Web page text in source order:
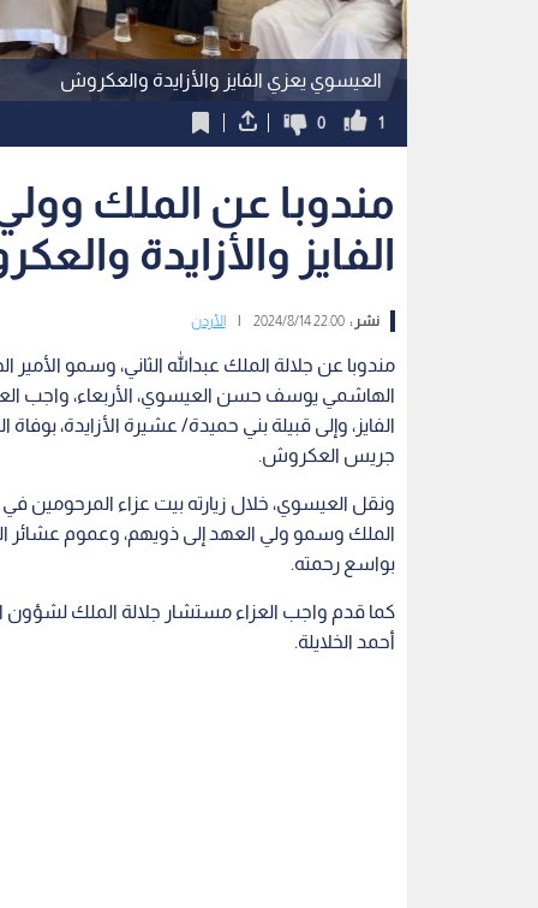
العيسوي يعزي الفايز والأزايدة والعكروش
1
0
مندوبا عن الملك
الفايز والأزايدة
نشر :22:00 2024/8/14 الأردن
مندوبا عن جلالة الملك عبدالله الثاني، وسمو الأمير
الهاشمي يوسف حسن العيسوي، الأربعاء، واجب
الفايز، وإلى قبيلة بني حميدة/ عشيرة الأزايدة،
جريس العكروش.
ونقل العيسوي، خلال زيارته بيت عزاء المرحومين
الملك وسمو ولي العهد إلى ذويهم، وعموم عشائر
بواسع رحمته.
كما قدم واجب العزاء مستشار جلالة الملك لشؤون
أحمد الخلايلة.